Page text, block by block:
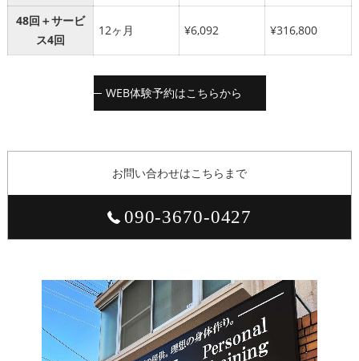
48回＋サービ
ス4回
12ヶ月 ¥6,092 ¥316,800
WEB体験予約はこちらから
お問い合わせはこちらまで
090-3670-0427